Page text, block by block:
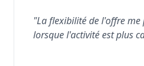
"La flexibilité de l'offre me
lorsque l'activité est plus